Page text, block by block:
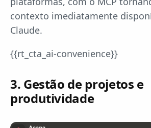
contexto imediatamente
Claude.
{{rt_cta_ai-convenience}}
3. Gestão de projetos e
produtividade